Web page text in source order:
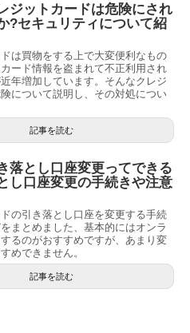
ジットカードは危険にされ
?セキュリティについて紹
は買物をする上で大変便利なもの
ード情報を盗まれて不正利用され
年増加しています。そんなクレジ
について説明し、その対処につい
記事を読む
落とし口座変更ってできる
し口座変更の手続きや注意
の引き落とし口座を変更する手続
まとめました、基本的にはオンラ
るのがおすすめですが、あまり変
めできません。
記事を読む